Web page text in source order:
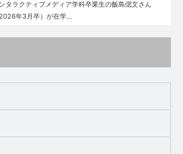
タラクティブメディア学科卒業生の飯島偲文さん
2026年3月卒）が在学…